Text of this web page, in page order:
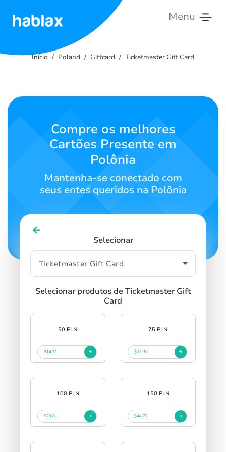
Menu
Tarifas
Contate-
Início Poland Giftcard Ticketmaster Gift Card
Compre os melhores
Cartões Presente em
Polônia
Mantenha-se conectado com
seus entes queridos na Polônia
Selecionar
Selecionar produtos de Ticketmaster Gift
Card
50 PLN
$14.91
75 PLN
$22.36
100 PLN
$29.81
150 PLN
$44.72